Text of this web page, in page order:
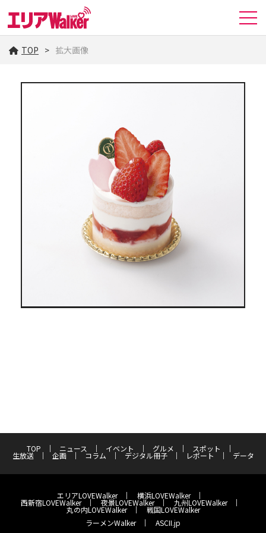
TOP 拡大画像
TOP ニュース イベント グルメ スポット
生放送 企画 コラム デジタル冊子 レポート データ
エリアLOVEWalker 横浜LOVEWalker
西新宿LOVEWalker 夜景LOVEWalker 九州LOVEWalker
丸の内LOVEWalker
戦国LOVEWalker
ラーメンWalker
ASCII.jp